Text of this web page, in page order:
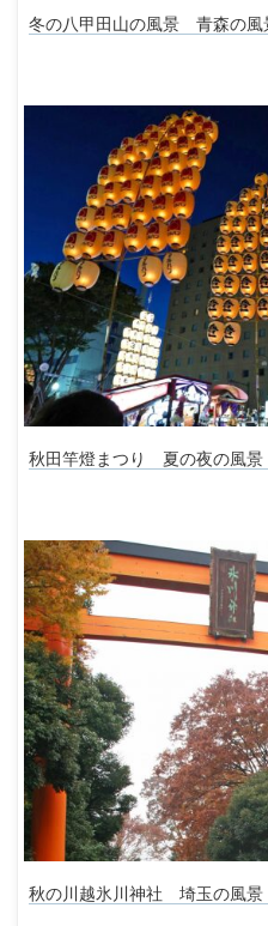
冬の八甲田山の風景 青森の風
秋田竿燈まつり 夏の夜の風
秋の川越氷川神社 埼玉の風景